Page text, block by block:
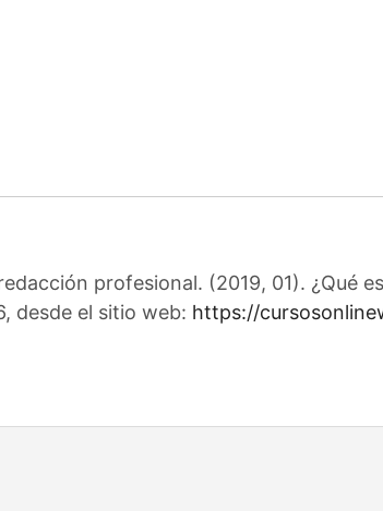
profesional. (2019, 01). ¿Qué
desde el sitio web: https://